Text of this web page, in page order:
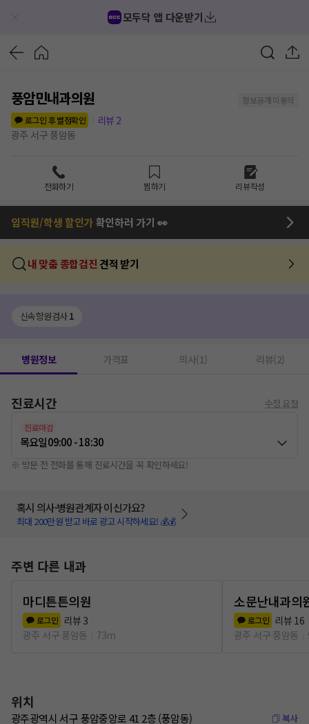
모두닥 앱 다운받기
풍암민내과의원
정보공개 미동의
로그인 후 별점확인
리뷰 2
광주 서구 풍암동
전화하기 찜하기 리뷰작성
임직원/학생 할인가확인하러 가기 👀
내 맞춤 종합검진 견적 받기
신속항원검사1
병원정보 가격표 의사(1) 리뷰(2)
진료시간 수정 요청
진료마감
목요일09:00 - 18:30
※ 방문 전 전화를 통해 진료시간을 꼭 확인하세요!
혹시 의사·병원관계자 이신가요?
최대 200만원 받고 바로 광고 시작하세요! 💰💰
주변 다른 내과
마디튼튼의원
로그인 리뷰 3
광주 서구 풍암동
73m
소문난내과의
로그인 리뷰 16
광주 서구 풍암동
위치
광주광역시 서구 풍암중앙로 41 2층 (풍암동) 복사